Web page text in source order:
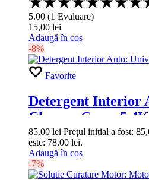
5.00 (1 Evaluare)
15,00 lei
Adaugă în coș
-8%
Favorite
Detergent Interior
Cleaner Grass 5.4Kg
85,00lei Prețul inițial a fost:
este: 78,00 lei.
Adaugă în coș
-7%